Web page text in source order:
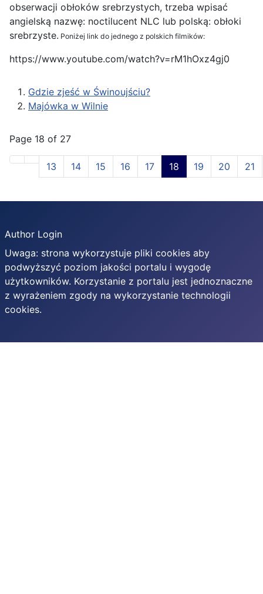
obserwacji obłoków srebrzystych, trzeba wpisać
angielską nazwę: noctilucent NLC lub polską: obłoki
srebrzyste. Poniżej link do jednego z polskich filmików:
https://www.youtube.com/watch?v=rM1hOxz4gj0
Gdzie zjeść w Świnoujściu?
Majówka w Wilnie
Page 18 of 27
13 14 15 16 17 18 19 20 21
Author Login
Uwaga: strona wykorzystuje pliki cookies aby
podwyższyć poziom jakości portalu i wygodę
użytkowników. Korzystanie z portalu jest jednoznaczne
z wyrażeniem zgody na wykorzystanie technologii
cookies.